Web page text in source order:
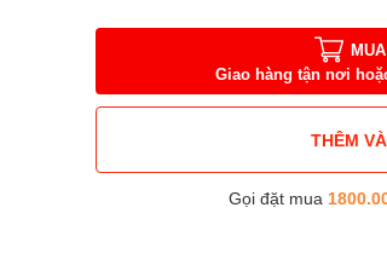
Giao hàng tận nơi
THÊM
Gọi đặt mua